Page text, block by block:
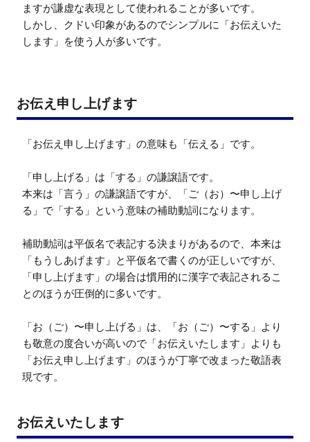
ますが謙虚な表現として使われることが多いです。
しかし、クドい印象があるのでシンプルに「お伝えいた
します」を使う人が多いです。
お伝え申し上げます
「お伝え申し上げます」の意味も「伝える」です。
「申し上げる」は「する」の謙譲語です。
本来は「言う」の謙譲語ですが、「ご（お）〜申し上げ
る」で「する」という意味の補助動詞になります。
補助動詞は平仮名で表記する決まりがあるので、本来は
「もうしあげます」と平仮名で書くのが正しいですが、
「申し上げます」の場合は慣用的に漢字で表記されるこ
とのほうが圧倒的に多いです。
「お（ご）〜申し上げる」は、「お（ご）〜する」より
も敬意の度合いが高いので「お伝えいたします」よりも
「お伝え申し上げます」のほうが丁寧で改まった敬語表
現です。
お伝えいたします